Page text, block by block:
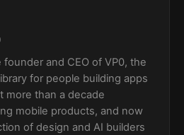
and CEO of VP0, the
for people building apps
more than a decade
mobile products, and now
of design and AI builders